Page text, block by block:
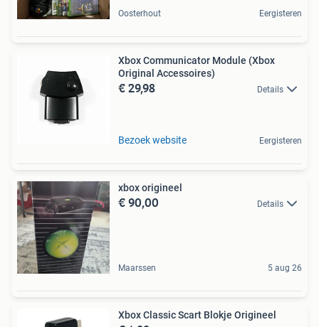
Oosterhout Eergisteren
Xbox Communicator Module (Xbox
Original Accessoires)
€ 29,98 Details
Bezoek website Eergisteren
xbox origineel
€ 90,00 Details
Maarssen 5 aug 26
Xbox Classic Scart Blokje Origineel